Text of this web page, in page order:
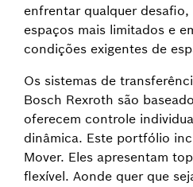
enfrentar qualquer
espaços mais limitados e
condições exigentes de
Os sistemas de
Bosch Rexroth são
oferecem controle
dinâmica. Este portfólio
Mover. Eles apresentam
flexível. Aonde quer que